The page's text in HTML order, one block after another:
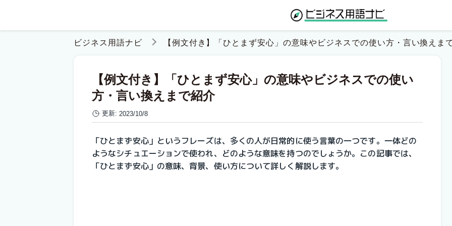
ビジネス用語ナビ 【例文付き】「ひとまず安心」の意味やビジネスでの使い方・言い換えま
【例文付き】「ひとまず安心」の意味やビジネスでの使い
方・言い換えまで紹介
更新: 2023/10/8
「ひとまず安心」というフレーズは、多くの人が日常的に使う言葉の一つです。一体どの
ようなシチュエーションで使われ、どのような意味を持つのでしょうか。この記事では、
「ひとまず安心」の意味、背景、使い方について詳しく解説します。